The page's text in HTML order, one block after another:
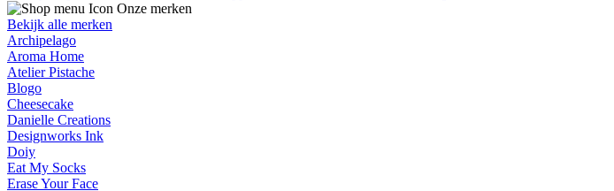
Onze merken
Bekijk alle merken
Archipelago
Aroma Home
Atelier Pistache
Blogo
Cheesecake
Danielle Creations
Designworks Ink
Doiy
Eat My Socks
Erase Your Face